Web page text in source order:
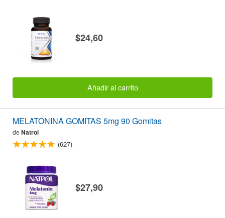
$24,60
Añadir al carrito
MELATONINA GOMITAS 5mg 90 Gomitas
de Natrol
(627)
$27,90